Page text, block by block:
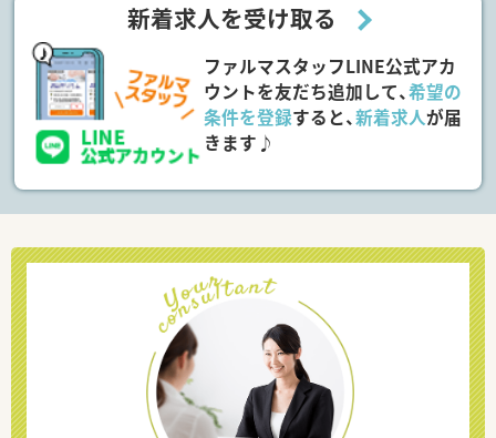
新着求人を受け取る
ファルマスタッフLINE公式アカ
ウントを友だち追加して、希望の
条件を登録すると、新着求人が届
きます♪